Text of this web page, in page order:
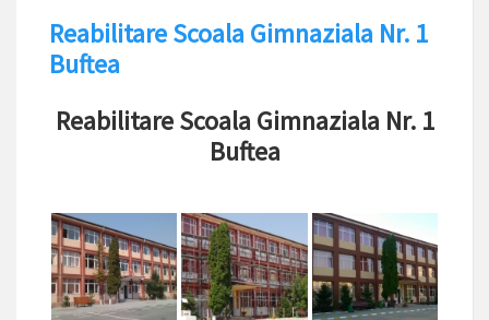
Reabilitare Scoala Gimnaziala Nr. 1
Buftea
Reabilitare Scoala Gimnaziala Nr. 1
Buftea